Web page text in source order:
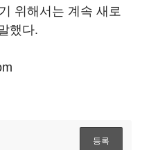
위해서는 계속 새로
했다.